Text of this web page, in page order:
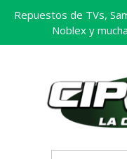
Repuestos de TVs,
Noblex y